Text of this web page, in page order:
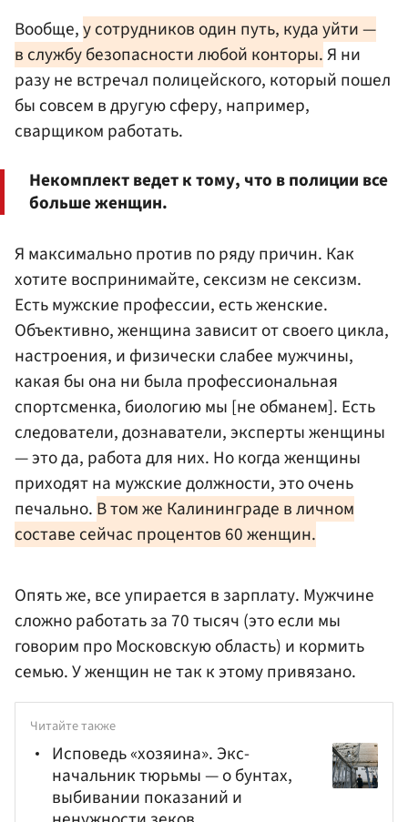
Вообще,у сотрудников один путь, куда уйти —
в службу безопасности любой конторы.Я ни
разу не встречал полицейского, который пошел
бы совсем в другую сферу, например,
сварщиком работать.
Некомплект ведет к тому, что в полиции все
больше женщин.
Я максимально против по ряду причин. Как
хотите воспринимайте, сексизм не сексизм.
Есть мужские профессии, есть женские.
Объективно, женщина зависит от своего цикла,
настроения, и физически слабее мужчины,
какая бы она ни была профессиональная
спортсменка, биологию мы [не обманем]. Есть
следователи, дознаватели, эксперты женщины
— это да, работа для них. Но когда женщины
приходят на мужские должности, это очень
печально. В том же Калининграде в личном
составе сейчас процентов 60 женщин.
Опять же, все упирается в зарплату. Мужчине
сложно работать за 70 тысяч (это если мы
говорим про Московскую область) и кормить
семью. У женщин не так к этому привязано.
Читайте также
Исповедь «хозяина». Экс-
начальник тюрьмы — о бунтах,
выбивании показаний и